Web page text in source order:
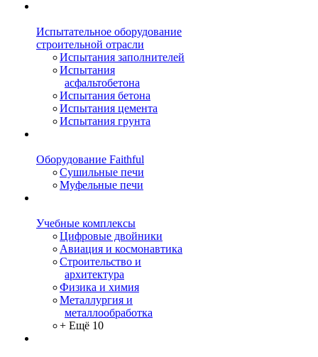
Испытательное оборудование
строительной отрасли
Испытания заполнителей
Испытания
асфальтобетона
Испытания бетона
Испытания цемента
Испытания грунта
Оборудование Faithful
Сушильные печи
Муфельные печи
Учебные комплексы
Цифровые двойники
Авиация и космонавтика
Строительство и
архитектура
Физика и химия
Металлургия и
металлообработка
+ Ещё 10